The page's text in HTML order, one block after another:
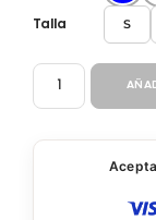
Talla S
BOXER
880